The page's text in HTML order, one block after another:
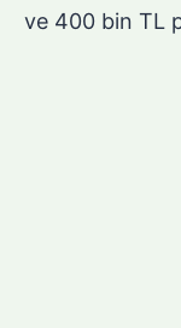
ve 400 bin TL